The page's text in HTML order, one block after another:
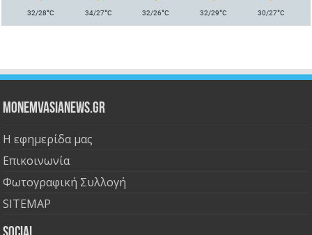
32/28°C 34/27°C 32/26°C 32/29°C 30/27°C
Monemvasianews.gr
Η εφημερίδα μας
Επικοινωνία
Φωτογραφική Συλλογή
SITEMAP